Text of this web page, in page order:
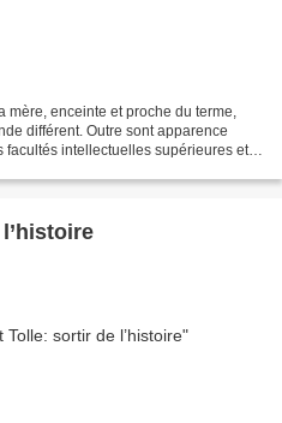
mère, enceinte et proche du terme,
différent. Outre sont apparence
intellectuelles supérieures et